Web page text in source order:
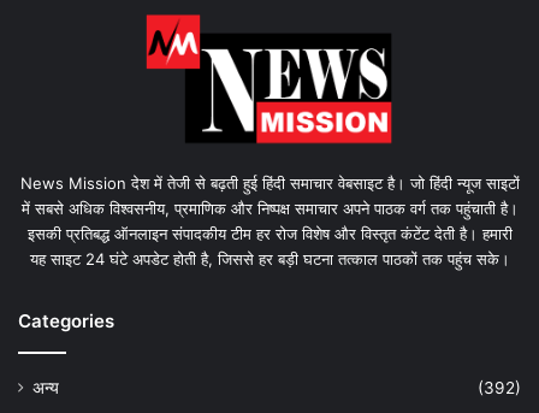
News Mission देश में तेजी से बढ़ती हुई हिंदी समाचार वेबसाइट है। जो हिंदी न्यूज साइटों
में सबसे अधिक विश्वसनीय, प्रमाणिक और निष्पक्ष समाचार अपने पाठक वर्ग तक पहुंचाती है।
इसकी प्रतिबद्ध ऑनलाइन संपादकीय टीम हर रोज विशेष और विस्तृत कंटेंट देती है। हमारी
यह साइट 24 घंटे अपडेट होती है, जिससे हर बड़ी घटना तत्काल पाठकों तक पहुंच सके।
Categories
अन्य
(392)